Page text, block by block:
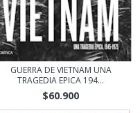
GUERRA DE VIETNAM UNA
TRAGEDIA EPICA 194...
$60.900